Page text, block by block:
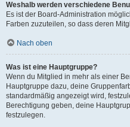
Weshalb werden verschiedene
Es ist der Board-Administration
Farben zuzuteilen, so dass deren
Nach oben
Was ist eine Hauptgruppe?
Wenn du Mitglied in mehr als einer
Hauptgruppe dazu, deine
standardmäßig angezeigt wird,
Berechtigung geben, deine
festzulegen.